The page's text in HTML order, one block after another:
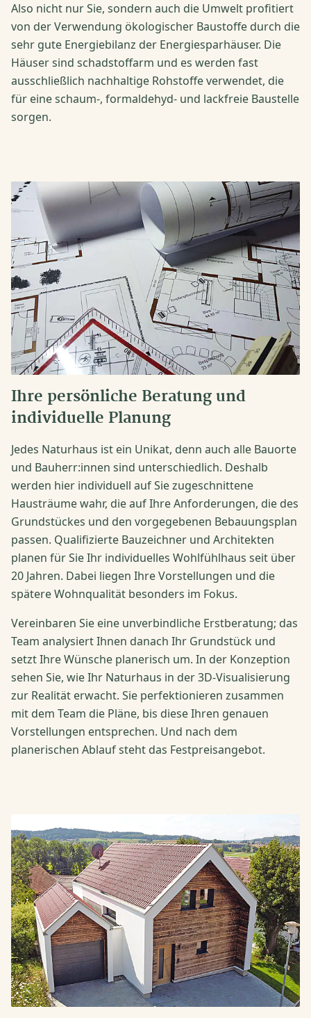
Also nicht nur Sie, sondern auch die Umwelt profitiert
von der Verwendung ökologischer Baustoffe durch die
sehr gute Energiebilanz der Energiesparhäuser. Die
Häuser sind schadstoffarm und es werden fast
ausschließlich nachhaltige Rohstoffe verwendet, die
für eine schaum-, formaldehyd- und lackfreie Baustelle
sorgen.
Ihre persönliche Beratung und
individuelle Planung
Jedes Naturhaus ist ein Unikat, denn auch alle Bauorte
und Bauherr:innen sind unterschiedlich. Deshalb
werden hier individuell auf Sie zugeschnittene
Hausträume wahr, die auf Ihre Anforderungen, die des
Grundstückes und den vorgegebenen Bebauungsplan
passen. Qualifizierte Bauzeichner und Architekten
planen für Sie Ihr individuelles Wohlfühlhaus seit über
20 Jahren. Dabei liegen Ihre Vorstellungen und die
spätere Wohnqualität besonders im Fokus.
Vereinbaren Sie eine unverbindliche Erstberatung; das
Team analysiert Ihnen danach Ihr Grundstück und
setzt Ihre Wünsche planerisch um. In der Konzeption
sehen Sie, wie Ihr Naturhaus in der 3D-Visualisierung
zur Realität erwacht. Sie perfektionieren zusammen
mit dem Team die Pläne, bis diese Ihren genauen
Vorstellungen entsprechen. Und nach dem
planerischen Ablauf steht das Festpreisangebot.